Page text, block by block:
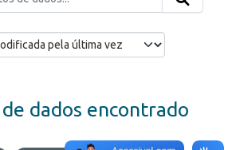
dados encontrado